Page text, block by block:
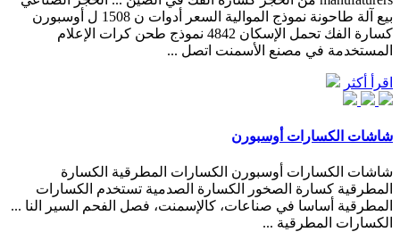
بيع آلة طاحونة نموذج الموالية السعر أدوات ن 1508 ل أوسبورن
كسارة الفك تحمل الإسكان 4842 نموذج طحن كرات الإعلام
المستخدمة في مصنع الأسمنت اتصل ...
اقرأ أكثر
شاشات الكسارات أوسبورن
شاشات الكسارات أوسبورن الكسارات المطرقية الكسارة
المطرقية كسارة الصخور الكسارة الصدمية تستخدم الكسارات
المطرقية أساسا في صناعات، كالإسمنت، فصل الفحم السير النا ...
الكسارات المطرقية ...